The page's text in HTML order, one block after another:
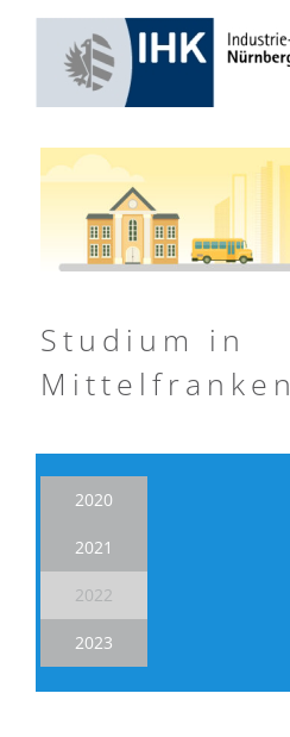
Zum
springen
Studium in
Mittelfranken
2020
2021
2022
2023